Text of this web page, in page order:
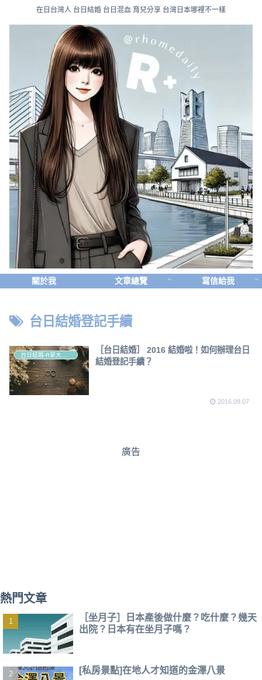
在日台灣人 台日結婚 台日混血 育兒分享 台灣日本哪裡不一樣
關於我 文章總覽 寫信給我
台日結婚登記手續
［台日結婚］ 2016 結婚啦！如何辦理台日
結婚登記手續？
2016.09.07
廣告
熱門文章
［坐月子］日本產後做什麼？吃什麼？幾天
出院？日本有在坐月子嗎？
[私房景點]在地人才知道的金澤八景